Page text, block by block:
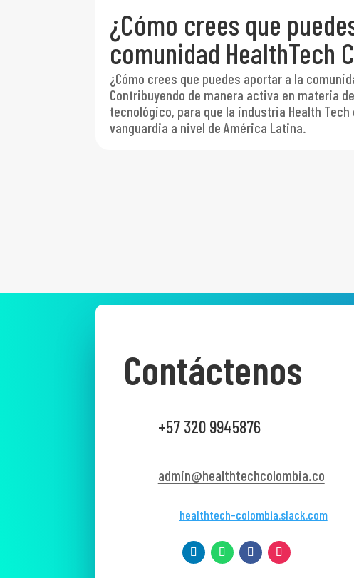
¿Cómo crees que
comunidad HealthTech
¿Cómo crees que puedes aportar a la
Contribuyendo de manera activa en materia
tecnológico, para que la industria Health Tech
vanguardia a nivel de América Latina.
Contáctenos
+57 320 9945876
admin@healthtechcolombia.co
healthtech-colombia.slack.com